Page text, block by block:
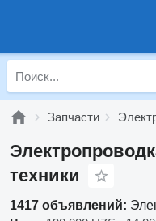
Запчасти
техники
1417 объявлений: